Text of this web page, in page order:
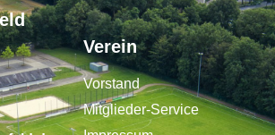
Verein
Vorstand
Mitglieder-Service